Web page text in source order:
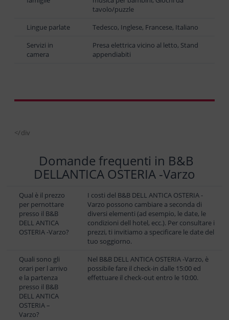
tavolo/puzzle
Lingue parlate
Tedesco, Inglese, Francese, Italiano
Servizi in
camera
Presa elettrica vicino al letto, Stand
appendiabiti
</div
Domande frequenti in B&B
DELLANTICA OSTERIA -Varzo
Qual è il prezzo
per pernottare
presso il B&B
DELL ANTICA
OSTERIA -Varzo?
I costi del B&B DELL ANTICA OSTERIA -
Varzo possono cambiare a seconda di
diversi elementi (ad esempio, le date, le
condizioni dell hotel, ecc.). Per consultare i
prezzi, ti invitiamo a specificare le date del
tuo soggiorno.
Quali sono gli
orari per l arrivo
e la partenza
presso il B&B
DELL ANTICA
OSTERIA –
Varzo?
Nel B&B DELL ANTICA OSTERIA -Varzo, è
possibile fare il check-in dalle 15:00 ed
effettuare il check-out entro le 10:00.